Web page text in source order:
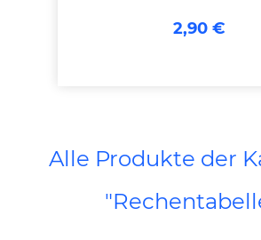
2,90 €
Alle Produkte der